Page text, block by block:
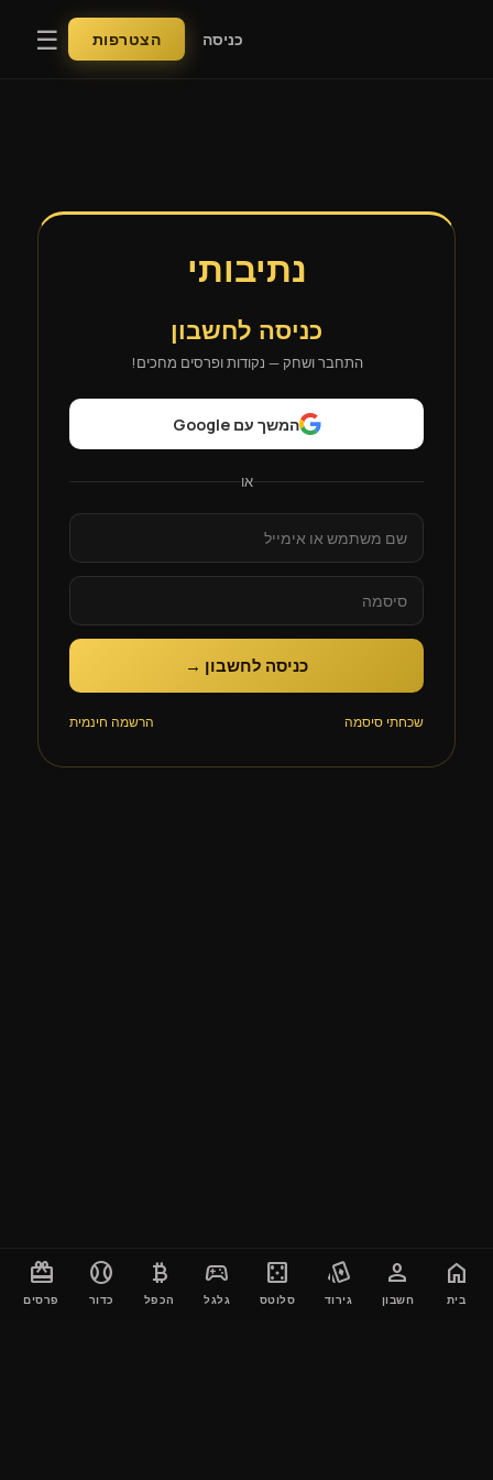
כניסה הצטרפות ☰
נתיבותי
כניסה לחשבון
התחבר ושחק — נקודות ופרסים מחכים!
המשך עם Google
או
כניסה לחשבון →
שכחתי סיסמה הרשמה חינמית
home
בית
person
חשבון
playing_cards
גירוד
casino
סלוטס
sports_esports
גלגל
currency_bitcoin
הכפל
sports_baseball
כדור
card_giftcard
פרסים